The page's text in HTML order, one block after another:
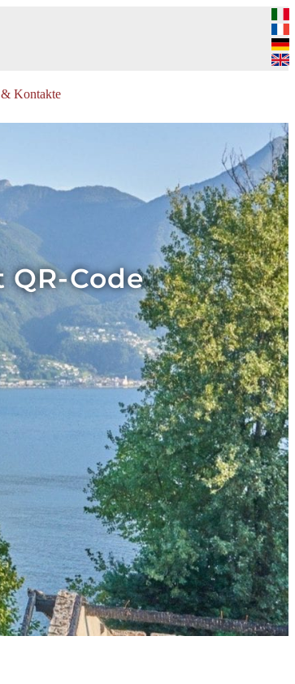
Kontakte
Code